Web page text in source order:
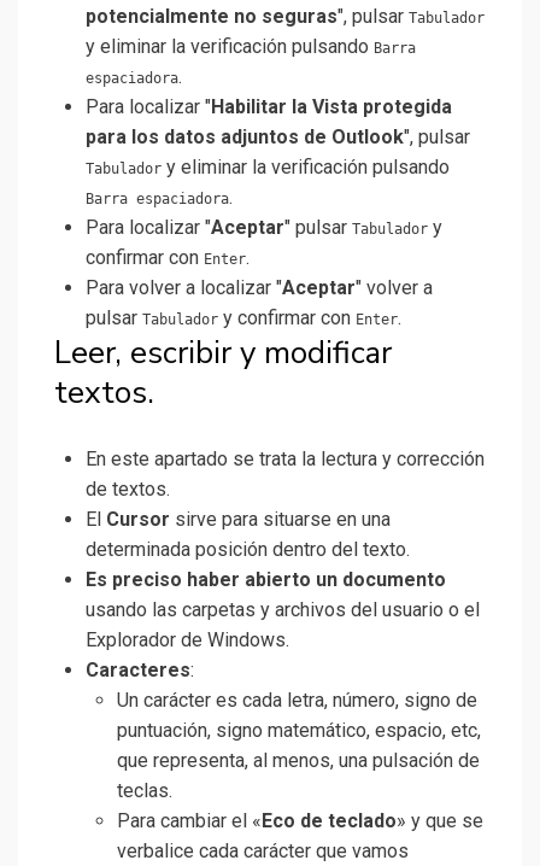
potencialmente no seguras", pulsar Tabulador
y eliminar la verificación pulsando Barra
espaciadora.
Para localizar "Habilitar la Vista protegida
para los datos adjuntos de Outlook", pulsar
Tabulador y eliminar la verificación pulsando
Barra espaciadora.
Para localizar "Aceptar" pulsar Tabulador y
confirmar con Enter.
Para volver a localizar "Aceptar" volver a
pulsar Tabulador y confirmar con Enter.
Leer, escribir y modificar
textos.
En este apartado se trata la lectura y corrección
de textos.
El Cursor sirve para situarse en una
determinada posición dentro del texto.
Es preciso haber abierto un documento
usando las carpetas y archivos del usuario o el
Explorador de Windows.
Caracteres:
Un carácter es cada letra, número, signo de
puntuación, signo matemático, espacio, etc,
que representa, al menos, una pulsación de
teclas.
Para cambiar el « Eco de teclado» y que se
verbalice cada carácter que vamos